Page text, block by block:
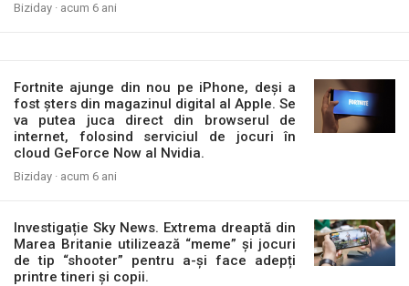
Biziday · acum 6 ani
Fortnite ajunge din nou pe iPhone, deși a
fost șters din magazinul digital al Apple. Se
va putea juca direct din browserul de
internet, folosind serviciul de jocuri în
cloud GeForce Now al Nvidia.
Biziday · acum 6 ani
Investigație Sky News. Extrema dreaptă din
Marea Britanie utilizează “meme” și jocuri
de tip “shooter” pentru a-și face adepți
printre tineri și copii.